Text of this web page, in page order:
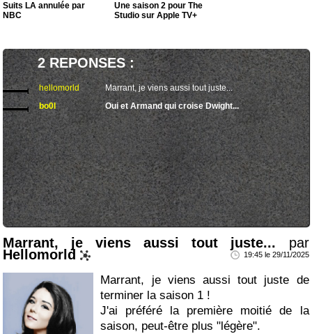
Suits LA annulée par
NBC
Une saison 2 pour The
Studio sur Apple TV+
2 REPONSES :
hellomorld
Marrant, je viens aussi tout juste...
bo0l
Oui et Armand qui croise Dwight...
Marrant, je viens aussi tout juste... par
Hellomorld 19:45 le 29/11/2025
Marrant, je viens aussi tout juste de
terminer la saison 1 !
J'ai préféré la première moitié de la
saison, peut-être plus "légère".